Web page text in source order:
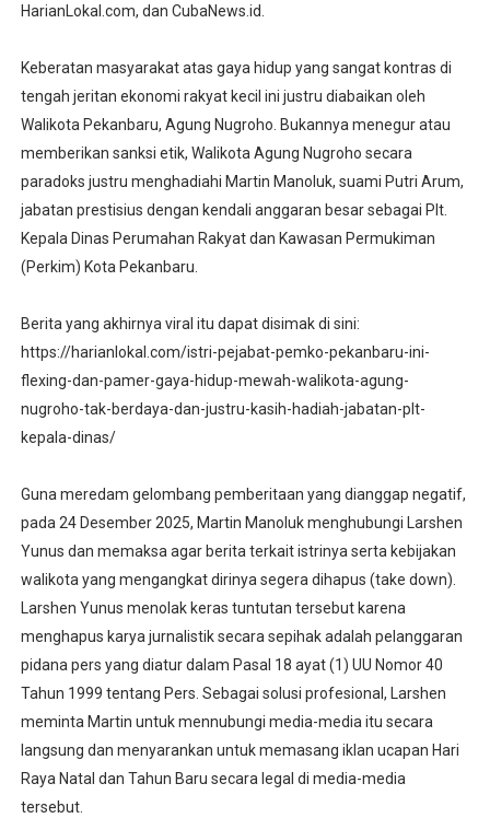
HarianLokal.com, dan CubaNews.id.
Keberatan masyarakat atas gaya hidup yang sangat kontras di
tengah jeritan ekonomi rakyat kecil ini justru diabaikan oleh
Walikota Pekanbaru, Agung Nugroho. Bukannya menegur atau
memberikan sanksi etik, Walikota Agung Nugroho secara
paradoks justru menghadiahi Martin Manoluk, suami Putri Arum,
jabatan prestisius dengan kendali anggaran besar sebagai Plt.
Kepala Dinas Perumahan Rakyat dan Kawasan Permukiman
(Perkim) Kota Pekanbaru.
Berita yang akhirnya viral itu dapat disimak di sini:
https://harianlokal.com/istri-pejabat-pemko-pekanbaru-ini-
flexing-dan-pamer-gaya-hidup-mewah-walikota-agung-
nugroho-tak-berdaya-dan-justru-kasih-hadiah-jabatan-plt-
kepala-dinas/
Guna meredam gelombang pemberitaan yang dianggap negatif,
pada 24 Desember 2025, Martin Manoluk menghubungi Larshen
Yunus dan memaksa agar berita terkait istrinya serta kebijakan
walikota yang mengangkat dirinya segera dihapus (take down).
Larshen Yunus menolak keras tuntutan tersebut karena
menghapus karya jurnalistik secara sepihak adalah pelanggaran
pidana pers yang diatur dalam Pasal 18 ayat (1) UU Nomor 40
Tahun 1999 tentang Pers. Sebagai solusi profesional, Larshen
meminta Martin untuk mennubungi media-media itu secara
langsung dan menyarankan untuk memasang iklan ucapan Hari
Raya Natal dan Tahun Baru secara legal di media-media
tersebut.